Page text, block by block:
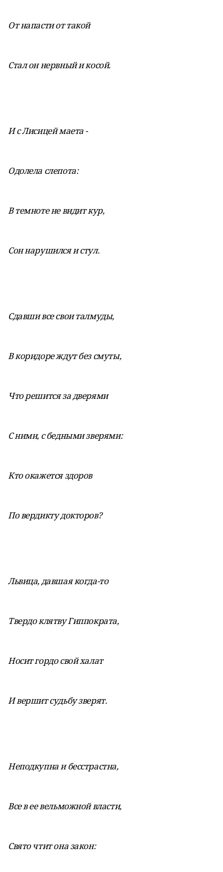
От напасти от такой
Стал он нервный и косой.
И с Лисицей маета -
Одолела слепота:
В темноте не видит кур,
Сон нарушился и стул.
Сдавши все свои талмуды,
В коридоре ждут без смуты,
Что решится за дверями
С ними, с бедными зверями:
Кто окажется здоров
По вердикту докторов?
Львица, давшая когда-то
Твердо клятву Гиппократа,
Носит гордо свой халат
И вершит судьбу зверят.
Неподкупна и бесстрастна,
Все в ее вельможной власти,
Свято чтит она закон: